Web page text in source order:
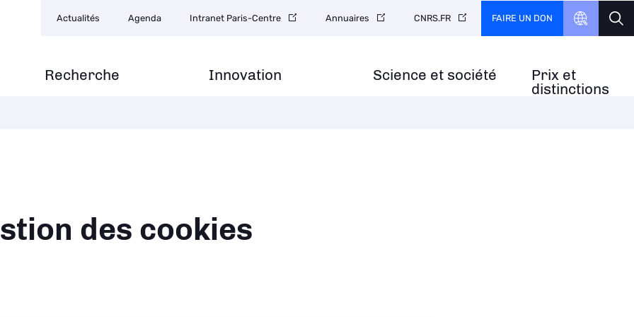
Recherche Innovation Science et société
Prix et
distinctions
secondaire
Actualités Agenda Intranet Paris-Centre Annuaires CNRS.FR FAIRE UN DON
des cookies